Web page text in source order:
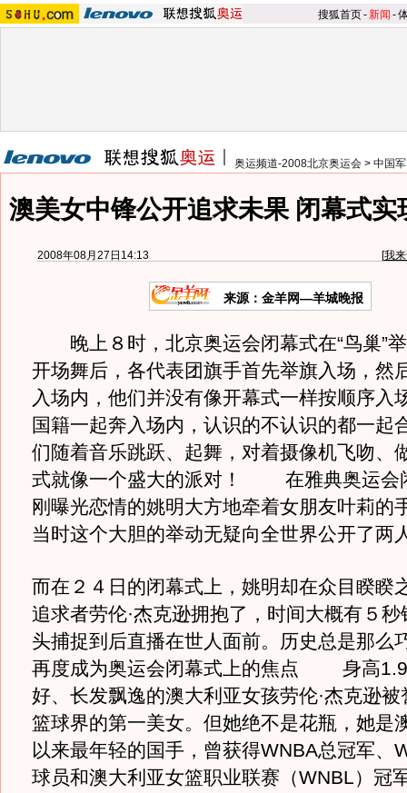
搜狐首页-新闻 -
奥运频道-2008北京奥运会 > 中国
澳美女中锋公开追求未果 闭幕式实
2008年08月27日14:13 [我
来源：金羊网—羊城晚报
晚上８时，北京奥运会闭幕式在“鸟巢”
开场舞后，各代表团旗手首先举旗入场，然
入场内，他们并没有像开幕式一样按顺序入
国籍一起奔入场内，认识的不认识的都一起
们随着音乐跳跃、起舞，对着摄像机飞吻、
式就像一个盛大的派对！ 在雅典奥运会
刚曝光恋情的姚明大方地牵着女朋友叶莉的
当时这个大胆的举动无疑向全世界公开了两
而在２４日的闭幕式上，姚明却在众目睽睽
追求者劳伦·杰克逊拥抱了，时间大概有５
头捕捉到后直播在世人面前。历史总是那么
再度成为奥运会闭幕式上的焦点 身高
好、长发飘逸的澳大利亚女孩劳伦·杰克逊
篮球界的第一美女。但她绝不是花瓶，她是
以来最年轻的国手，曾获得WNBA总冠军、
球员和澳大利亚女篮职业联赛（WNBL）冠